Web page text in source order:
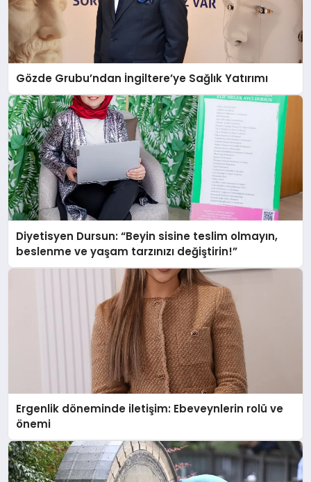
Gözde Grubu’ndan İngiltere’ye Sağlık Yatırımı
Diyetisyen Dursun: “Beyin sisine teslim olmayın,
beslenme ve yaşam tarzınızı değiştirin!”
Ergenlik döneminde iletişim: Ebeveynlerin rolü ve
önemi